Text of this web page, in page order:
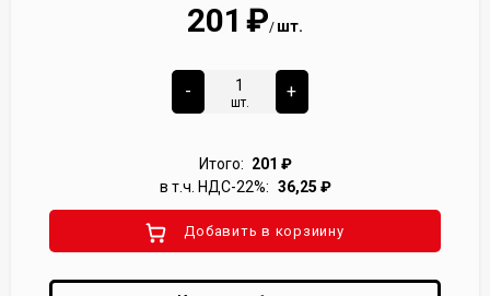
201 ₽/ шт.
-
шт.
+
Итого: 201 ₽
в т.ч. НДС-22%: 36,25 ₽
Добавить в корзиину